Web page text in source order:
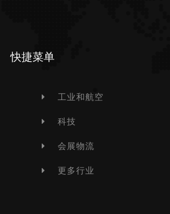
快捷菜单
工业和航空
科技
会展物流
更多行业